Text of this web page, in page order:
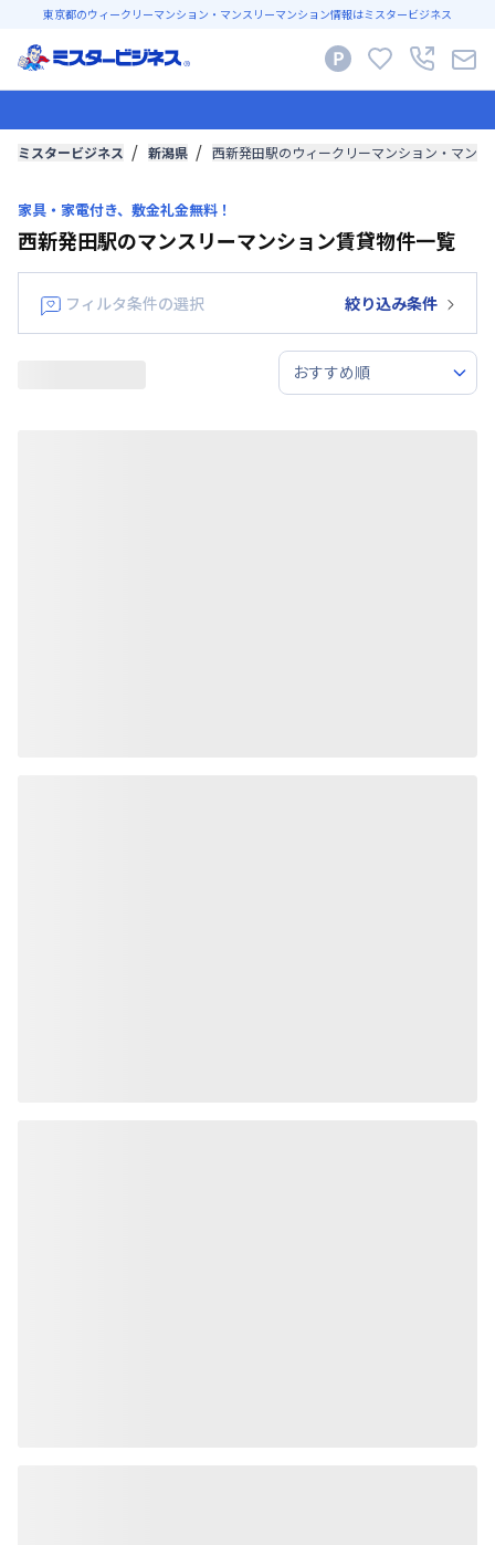
東京都のウィークリーマンション・マンスリーマンション情報はミスタービジネス
ミスタービジネス 新潟県 西新発田駅のウィークリーマンション・マン
家具・家電付き、敷金礼金無料！
西新発田駅のマンスリーマンション賃貸物件一覧
フィルタ条件の選択 絞り込み条件